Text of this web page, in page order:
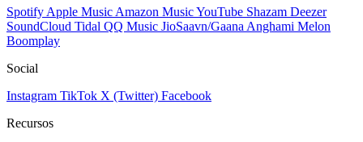
Spotify Apple Music Amazon MusicYouTube Shazam Deezer
SoundCloud Tidal QQ Music JioSaavn/Gaana Anghami Melon
Boomplay
Social
Instagram TikTok X (Twitter) Facebook
Recursos